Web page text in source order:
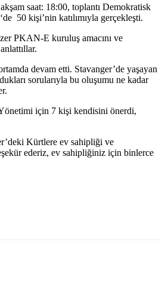
saat: 18:00, toplantı Demokratisk
50 kişi’nin katılımıyla gerçekleşti.
PKAN-E kuruluş amacını ve
devam etti. Stavanger’de yaşayan
sorularıyla bu oluşumu ne kadar
için 7 kişi kendisini önerdi,
Kürtlere ev sahipliği ve
ederiz, ev sahipliğiniz için binlerce